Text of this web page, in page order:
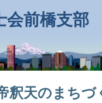
会前橋支部
釈天のまち